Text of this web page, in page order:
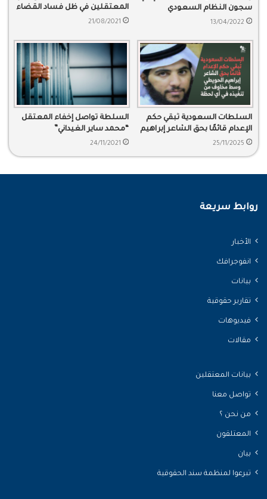
سجون النظام السعودي
13/04/2022
المعتقلين في ظل فساد القضاء
21/08/2021
السلطات السعودية تُبقي حكم
الإعدام قائمًا بحق الشاعر إبراهيم
الحويطي وسط مخاوف من
25/11/2025
السلطة تواصل إخفاء المعتقل
“محمد ساير الغيداني”
24/11/2021
روابط سريعة
الأخبار
انفوجرافك
بيانات
تقارير حقوقية
فيديوهات
مقالات
بيانات المعتقلين
تواصل معنا
من نحن ؟
المعتلقون
بيان
تبرعوا لمنظمة سند الحقوقية